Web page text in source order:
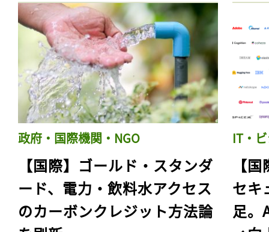
政府・国際機関・NGO
【国際】ゴールド・スタンダ
ード、電力・飲料水アクセス
のカーボンクレジット方法論
IT・
【
セキ
足。